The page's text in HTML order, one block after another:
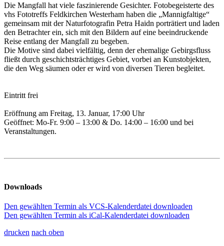
Die Mangfall hat viele faszinierende Gesichter. Fotobegeisterte des
vhs Fototreffs Feldkirchen Westerham haben die „Mannigfaltige“
gemeinsam mit der Naturfotografin Petra Haidn porträtiert und laden
den Betrachter ein, sich mit den Bildern auf eine beeindruckende
Reise entlang der Mangfall zu begeben.
Die Motive sind dabei vielfältig, denn der ehemalige Gebirgsfluss
fließt durch geschichtsträchtiges Gebiet, vorbei an Kunstobjekten,
die den Weg säumen oder er wird von diversen Tieren begleitet.
Eintritt frei
Eröffnung am Freitag, 13. Januar, 17:00 Uhr
Geöffnet: Mo-Fr. 9:00 – 13:00 & Do. 14:00 – 16:00 und bei
Veranstaltungen.
Downloads
Den gewählten Termin als VCS-Kalenderdatei downloaden
Den gewählten Termin als iCal-Kalenderdatei downloaden
drucken nach oben